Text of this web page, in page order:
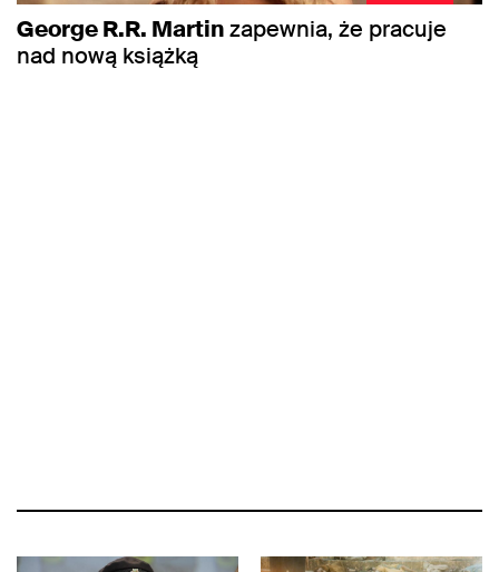
George R.R. Martinzapewnia, że pracuje
nad nową książką